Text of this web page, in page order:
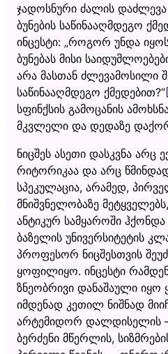
ჯადოსნური ძალის დაძლევა
ბუნების საწინააღმდეგო
ინცესტი: „როგორ უნდა
ბუნებას მისი
არა მასთან ძლევამოსილი
საწინააღმდეგო ქმედებით?“
სფინქსის გამოცანის
მკვლელი და დედაზე
ნიცშეს ასეთი დასკვნა არც
რიტორიკაა და არც
სპეკულაცია, არამედ,
მნიშვნელობაზე
ანტიკურ სამყაროში
ბაზელის უნივერსიტეტის
პროფესორ ნიცშესთვის
ყოფილიყო. ინცესტი
ზნეობრივი დანაშაული
იმდენად კეთილ ნიშნად
არტემიდორ დალდისელის –
ბერძენი მწერლის,